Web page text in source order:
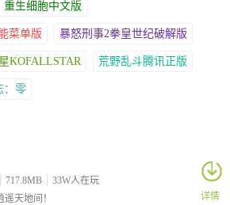
平台或将其气血降为空则获得炸弹小分
使用，也就是死了就算输了。
重生细胞中文版
菜单版 暴怒刑事2拳皇世纪破解版
KOFALLSTAR 荒野乱斗腾讯正版
：零
717.8MB
33W人在玩
天地间！
详情